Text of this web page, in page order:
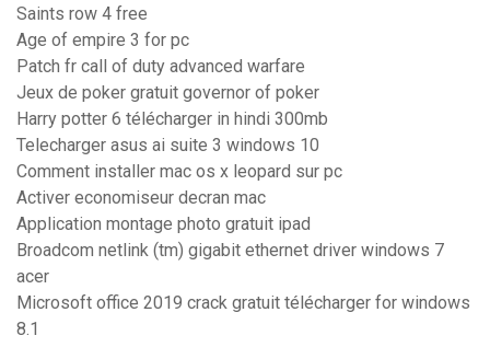
Saints row 4 free
Age of empire 3 for pc
Patch fr call of duty advanced warfare
Jeux de poker gratuit governor of poker
Harry potter 6 télécharger in hindi 300mb
Telecharger asus ai suite 3 windows 10
Comment installer mac os x leopard sur pc
Activer economiseur decran mac
Application montage photo gratuit ipad
Broadcom netlink (tm) gigabit ethernet driver windows 7
acer
Microsoft office 2019 crack gratuit télécharger for windows
8.1